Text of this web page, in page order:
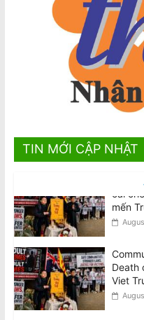
TIN MỚI CẬP NHẬT
Death
Tử vi
16/8